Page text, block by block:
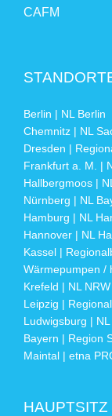
CAFM
Berlin | NL Berlin
Chemnitz | NL
Dresden |
Frankfurt a. M. |
Hallbergmoos |
Nürnberg | NL
Hamburg | NL
Hannover | NL
Kassel |
Wärmepumpen /
Krefeld | NL NRW
Leipzig |
Ludwigsburg |
Bayern | Region
Maintal | etna
HAUPTSITZ